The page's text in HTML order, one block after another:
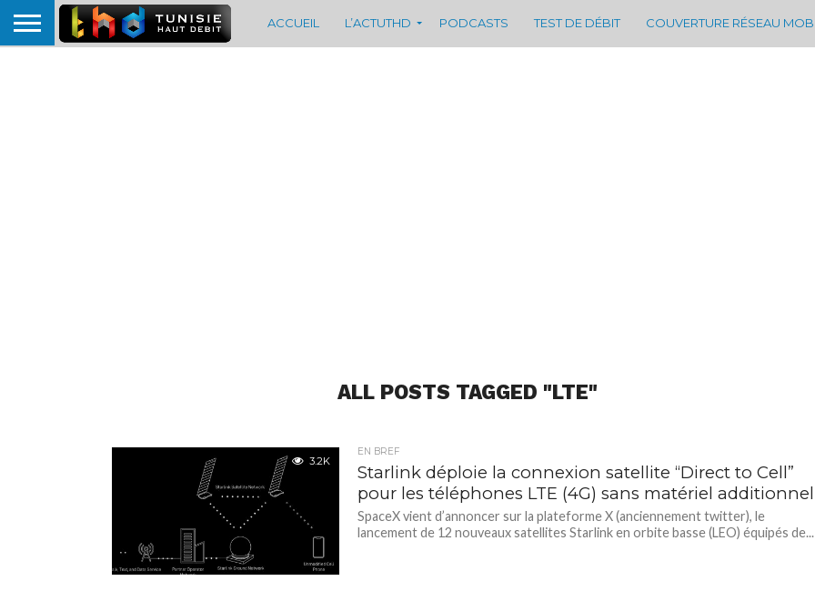
ACCUEIL L’ACTUTHD PODCASTS TEST DE DÉBIT COUVERTURE RÉSEAU
ALL POSTS TAGGED "LTE"
3.2K
EN BREF
Starlink déploie la connexion satellite “Direct to Cell”
pour les téléphones LTE (4G) sans matériel additionnel
SpaceX vient d’annoncer sur la plateforme X (anciennement twitter), le
lancement de 12 nouveaux satellites Starlink en orbite basse (LEO) équipés de...